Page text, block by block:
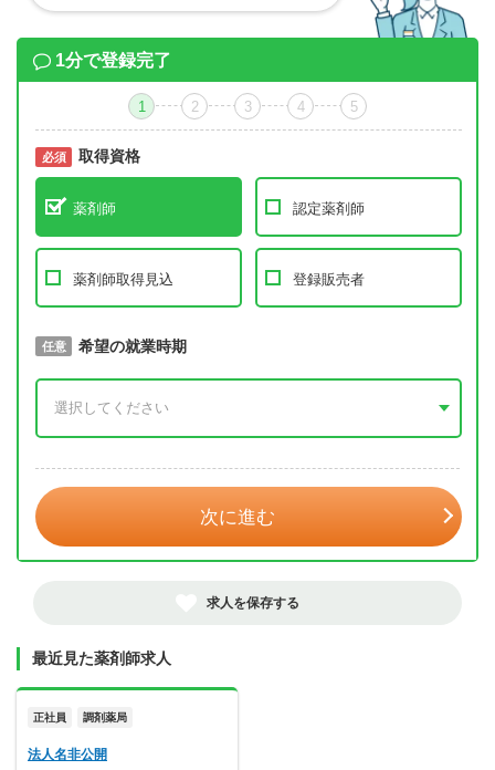
1分で登録完了
1 2 3 4 5
必須 取得資格
薬剤師 認定薬剤師
薬剤師取得見込 登録販売者
必須 取得予定年
任意 希望の就業時期
次に進む
求人を保存する
最近見た薬剤師求人
正社員 調剤薬局
法人名非公開